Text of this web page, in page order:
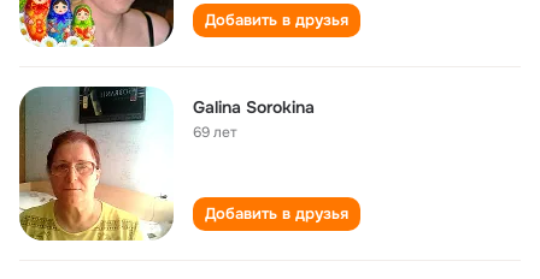
Добавить в друзья
Galina Sorokina
69 лет
Добавить в друзья